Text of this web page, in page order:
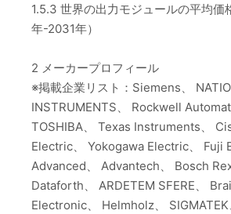
1.5.3 世界の出力モジュールの平均価
年-2031年）
2 メーカープロフィール
※掲載企業リスト：Siemens、
INSTRUMENTS、 Rockwell
TOSHIBA、 Texas Instruments、
Electric、 Yokogawa Electric、 Fuji
Advanced、 Advantech、 Bosch
Dataforth、 ARDETEM SFERE、
Electronic、 Helmholz、 SIGMATEK